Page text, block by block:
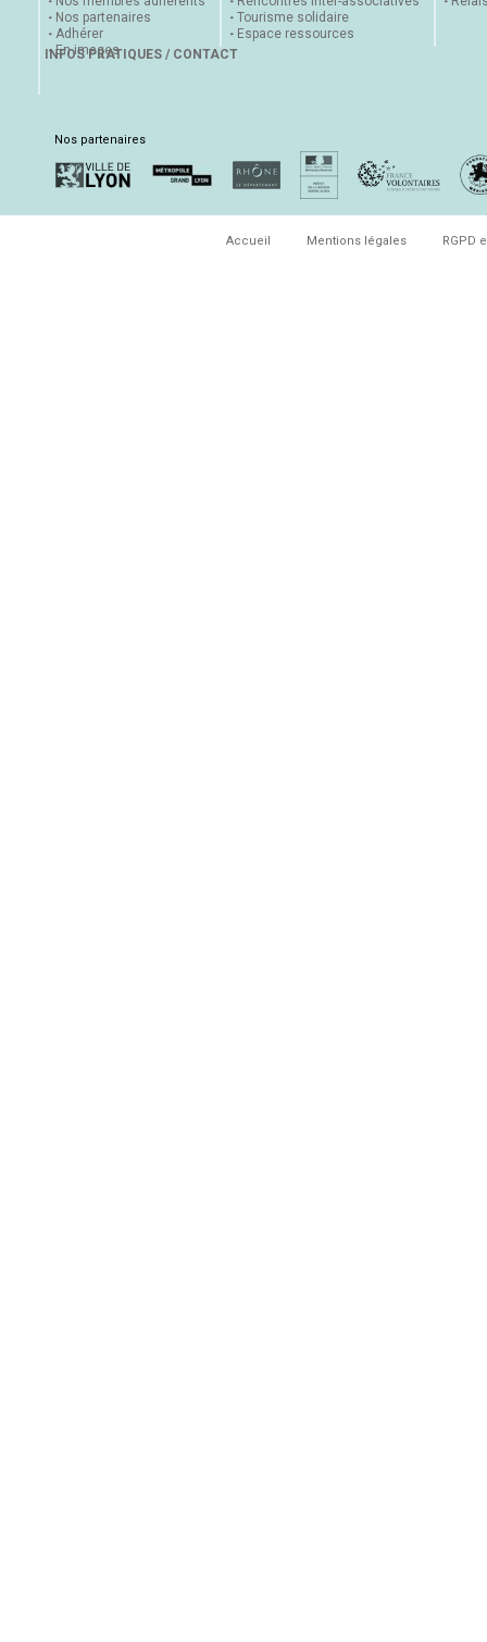
Nos partenaires
Adhérer
En images
Tourisme solidaire
Espace ressources
INFOS PRATIQUES / CONTACT
Nos partenaires
Accueil Mentions légales RGPD